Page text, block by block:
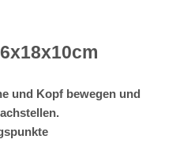
und Kopf bewegen und